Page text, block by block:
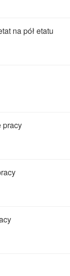
na pół etatu
pracy